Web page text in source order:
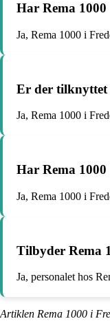
Har Rema
Ja, Rema 1000 i
Er der tilknyttet
Ja, Rema 1000 i
Har Rema
Ja, Rema 1000 i
Tilbyder Rema
Ja, personalet hos
Artiklen Rema 1000 i